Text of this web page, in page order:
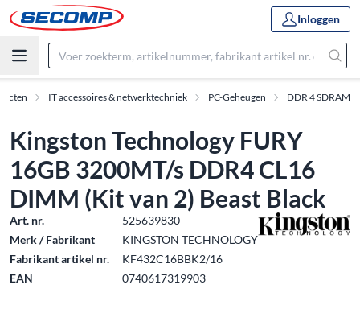
Inloggen
IT accessoires & netwerktechniek PC-Geheugen DDR 4 SDRAM
Kingston Technology FURY
16GB 3200MT/s DDR4 CL16
DIMM (Kit van 2) Beast Black
Art. nr.
525639830
Merk / Fabrikant
KINGSTON TECHNOLOGY
Fabrikant artikel nr.
KF432C16BBK2/16
EAN
0740617319903